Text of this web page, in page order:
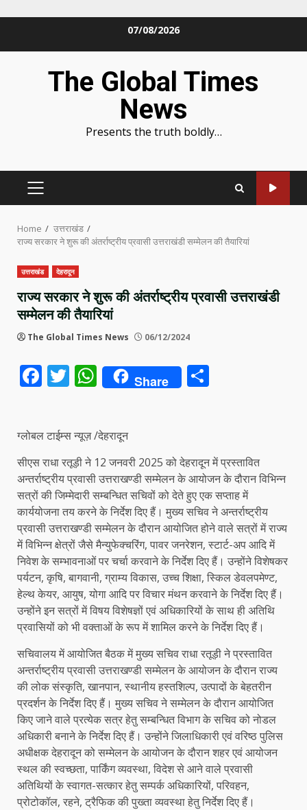
07/08/2026
The Global Times
News
Presents the truth boldly…
PRIMARY
Home
उत्तराखंड
राज्य सरकार ने शुरू की अंतर्राष्ट्रीय प्रवासी उत्तराखंडी सम्मेलन की तैयारियां
उत्तराखंड देहरादून
राज्य सरकार ने शुरू की अंतर्राष्ट्रीय प्रवासी उत्तराखंडी
सम्मेलन की तैयारियां
The Global Times News 06/12/2024
Facebook
Twitter
WhatsApp
Share
ग्लोबल टाईम्स न्यूज़ /देहरादून
सीएस राधा रतूड़ी ने 12 जनवरी 2025 को देहरादून में प्रस्तावित
अन्तर्राष्ट्रीय प्रवासी उत्तराखण्डी सम्मेलन के आयोजन के दौरान विभिन्न
सत्रों की जिम्मेदारी सम्बन्धित सचिवों को देते हुए एक सप्ताह में
कार्ययोजना तय करने के निर्देश दिए हैं। मुख्य सचिव ने अन्तर्राष्ट्रीय
प्रवासी उत्तराखण्डी सम्मेलन के दौरान आयोजित होने वाले सत्रों में राज्य
में विभिन्न क्षेत्रों जैसे मैन्युफेक्चरिंग, पावर जनरेशन, स्टार्ट-अप आदि में
निवेश के सम्भावनाओं पर चर्चा करवाने के निर्देश दिए हैं। उन्होंने विशेषकर
पर्यटन, कृषि, बागवानी, ग्राम्य विकास, उच्च शिक्षा, स्किल डेवलपमेण्ट,
हेल्थ केयर, आयुष, योगा आदि पर विचार मंथन करवाने के निर्देश दिए हैं।
उन्होंने इन सत्रों में विषय विशेषज्ञों एवं अधिकारियों के साथ ही अतिथि
प्रवासियों को भी वक्ताओं के रूप में शामिल करने के निर्देश दिए हैं।
सचिवालय में आयोजित बैठक में मुख्य सचिव राधा रतूड़ी ने प्रस्तावित
अन्तर्राष्ट्रीय प्रवासी उत्तराखण्डी सम्मेलन के आयोजन के दौरान राज्य
की लोक संस्कृति, खानपान, स्थानीय हस्तशिल्प, उत्पादों के बेहतरीन
प्रदर्शन के निर्देश दिए हैं। मुख्य सचिव ने सम्मेलन के दौरान आयोजित
किए जाने वाले प्रत्येक सत्र हेतु सम्बन्धित विभाग के सचिव को नोडल
अधिकारी बनाने के निर्देश दिए हैं। उन्होंने जिलाधिकारी एवं वरिष्ठ पुलिस
अधीक्षक देहरादून को सम्मेलन के आयोजन के दौरान शहर एवं आयोजन
स्थल की स्वच्छता, पार्किंग व्यवस्था, विदेश से आने वाले प्रवासी
अतिथियों के स्वागत-सत्कार हेतु सम्पर्क अधिकारियों, परिवहन,
प्रोटोकॉल, रहने, ट्रैफिक की पुख्ता व्यवस्था हेतु निर्देश दिए हैं।